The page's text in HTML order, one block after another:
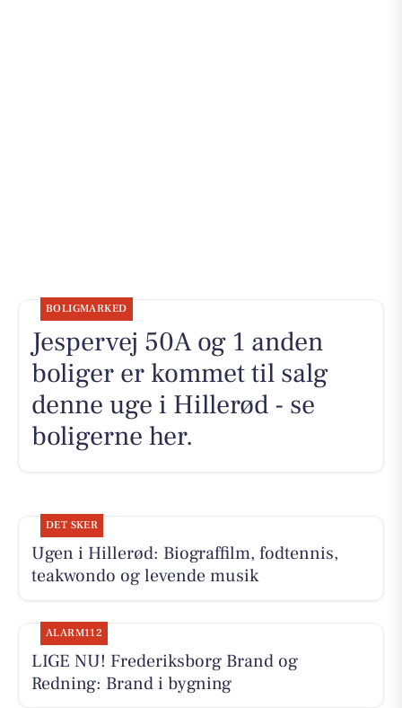
BOLIGMARKED
Jespervej 50A og 1 anden
boliger er kommet til salg
denne uge i Hillerød - se
boligerne her.
DET SKER
Ugen i Hillerød: Biograffilm, fodtennis,
teakwondo og levende musik
ALARM112
LIGE NU! Frederiksborg Brand og
Redning: Brand i bygning